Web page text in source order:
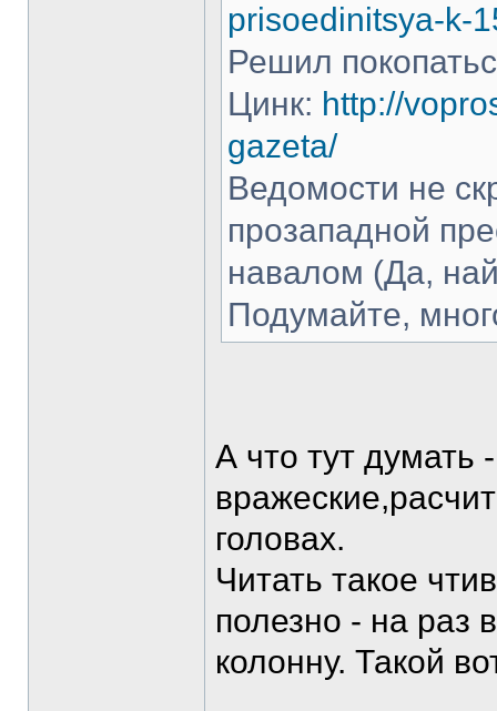
prisoedinitsya-k-
Решил
Цинк: http://
gazeta/
Ведомости не
прозападной
навалом (Да,
Подумайте,
А что тут думать
головах.
Читать такое
полезно - на раз
колонну. Такой